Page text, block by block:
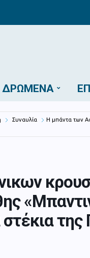
ΔΡΏΜΕΝΑ
Συναυλία
Η μπάντα των
της